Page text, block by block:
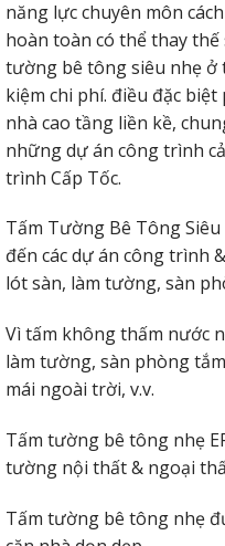
năng lực chuyên môn
hoàn toàn có thể thay
tường bê tông siêu nhẹ ở
kiệm chi phí. điều đặc
nhà cao tầng liền kề,
những dự án công trình
trình Cấp Tốc.
Tấm Tường Bê Tông
đến các dự án công trình
lót sàn, làm tường, sàn
Vì tấm không thấm nước
làm tường, sàn phòng
mái ngoài trời, v.v.
Tấm tường bê tông nhẹ
tường nội thất & ngoại
Tấm tường bê tông nhẹ